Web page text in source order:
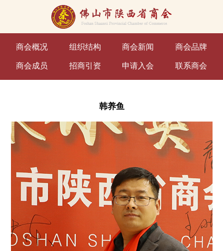
商会概况 组织结构 商会新闻 商会品牌
商会成员 招商引资 申请入会 联系商会
韩养鱼